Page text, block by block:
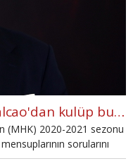
Burak Elmas: 'Feghouli ve Falcao'dan kulüp bulmalarını istedim"
(MHK) 2020-2021 sezonu
sorularını